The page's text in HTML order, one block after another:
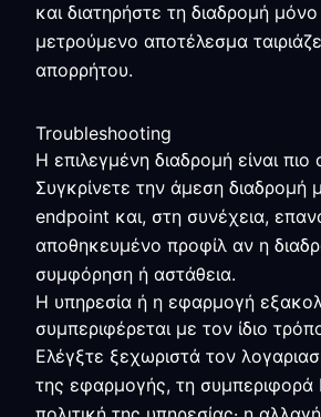
και διατηρήστε τη διαδρομή
μετρούμενο αποτέλεσμα
απορρήτου.
Troubleshooting
Η επιλεγμένη διαδρομή είναι πιο
Συγκρίνετε την άμεση διαδρομή
endpoint και, στη συνέχεια,
αποθηκευμένο προφίλ αν η
συμφόρηση ή αστάθεια.
Η υπηρεσία ή η εφαρμογή
συμπεριφέρεται με τον ίδιο
Ελέγξτε ξεχωριστά τον
της εφαρμογής, τη συμπεριφορά